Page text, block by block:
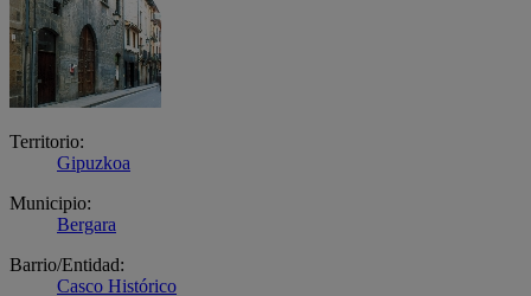
Territorio:
Gipuzkoa
Municipio:
Bergara
Barrio/Entidad:
Casco Histórico